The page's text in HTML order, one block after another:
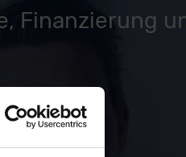
Finanzierung